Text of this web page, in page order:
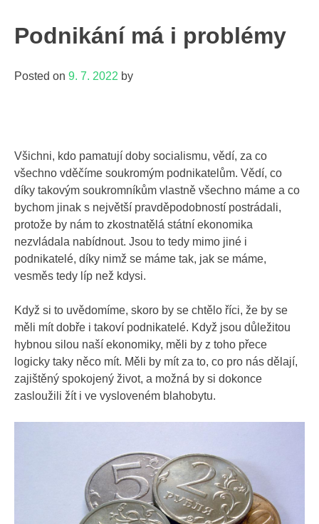
Podnikání má i problémy
Posted on 9. 7. 2022 by
Všichni, kdo pamatují doby socialismu, vědí, za co
všechno vděčíme soukromým podnikatelům. Vědí, co
díky takovým soukromníkům vlastně všechno máme a co
bychom jinak s největší pravděpodobností postrádali,
protože by nám to zkostnatělá státní ekonomika
nezvládala nabídnout. Jsou to tedy mimo jiné i
podnikatelé, díky nimž se máme tak, jak se máme,
vesměs tedy líp než kdysi.
Když si to uvědomíme, skoro by se chtělo říci, že by se
měli mít dobře i takoví podnikatelé. Když jsou důležitou
hybnou silou naší ekonomiky, měli by z toho přece
logicky taky něco mít. Měli by mít za to, co pro nás dělají,
zajištěný spokojený život, a možná by si dokonce
zasloužili žít i ve vysloveném blahobytu.